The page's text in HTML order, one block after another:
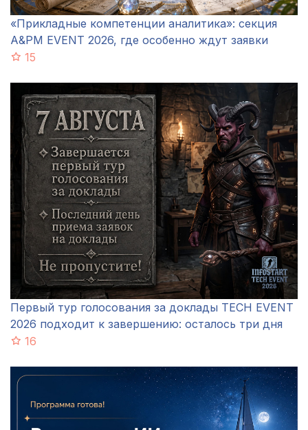
«Прикладные компетенции аналитика»: секция
A&PM EVENT 2026, где особенно ждут заявки
15
Первый тур голосования за доклады TECH EVENT
2026 подходит к завершению: осталось три дня
16